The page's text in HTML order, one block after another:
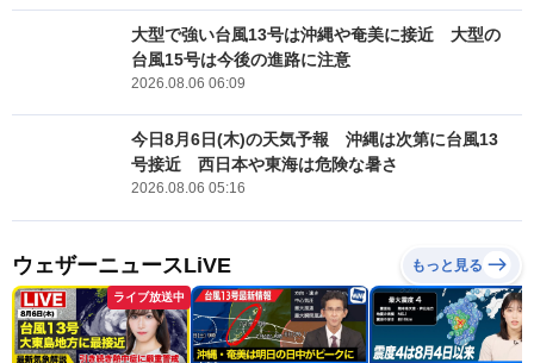
大型で強い台風13号は沖縄や奄美に接近 大型の
台風15号は今後の進路に注意
2026.08.06 06:09
今日8月6日(木)の天気予報 沖縄は次第に台風13
号接近 西日本や東海は危険な暑さ
2026.08.06 05:16
ウェザーニュースLiVE もっと見る
ライブ放送中